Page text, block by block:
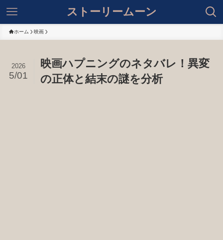
ストーリームーン
ホーム 映画
映画ハプニングのネタバレ！異変
の正体と結末の謎を分析
2026
5/01